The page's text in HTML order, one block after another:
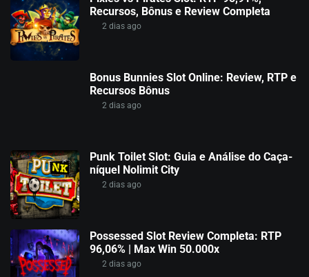
Recursos, Bônus e Review Completa
2 dias ago
Bonus Bunnies Slot Online: Review, RTP e
Recursos Bônus
2 dias ago
Punk Toilet Slot: Guia e Análise do Caça-
níquel Nolimit City
2 dias ago
Possessed Slot Review Completa: RTP
96,06% | Max Win 50.000x
2 dias ago